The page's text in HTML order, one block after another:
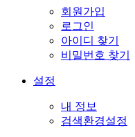
회원가입
로그인
아이디 찾기
비밀번호 찾기
설정
내 정보
검색환경설정